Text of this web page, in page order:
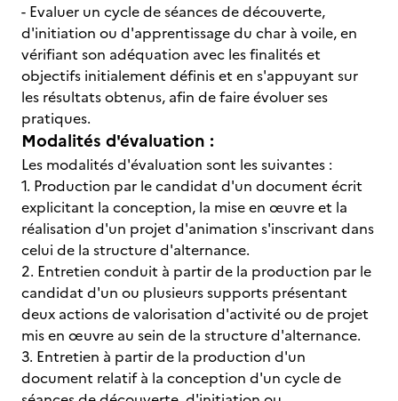
- Evaluer un cycle de séances de découverte,
d'initiation ou d'apprentissage du char à voile, en
vérifiant son adéquation avec les finalités et
objectifs initialement définis et en s'appuyant sur
les résultats obtenus, afin de faire évoluer ses
pratiques.
Modalités d'évaluation :
Les modalités d'évaluation sont les suivantes :
1. Production par le candidat d'un document écrit
explicitant la conception, la mise en œuvre et la
réalisation d'un projet d'animation s'inscrivant dans
celui de la structure d'alternance.
2. Entretien conduit à partir de la production par le
candidat d'un ou plusieurs supports présentant
deux actions de valorisation d'activité ou de projet
mis en œuvre au sein de la structure d'alternance.
3. Entretien à partir de la production d'un
document relatif à la conception d'un cycle de